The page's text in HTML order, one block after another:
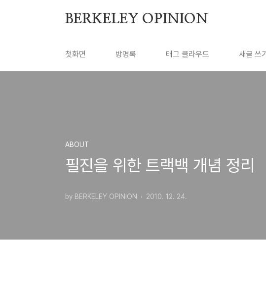
BERKELEY OPINION
첫화면 방명록 태그 클라우드 새글 쓰기
ABOUT
필진을 위한 트랙백 개념 정리
by BERKELEY OPINION 2010. 12. 24.